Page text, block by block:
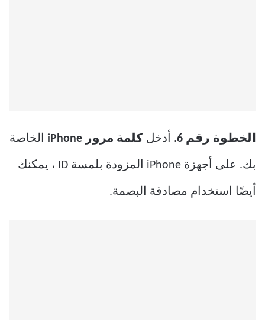
الخطوة رقم 6. أدخل كلمة مرور iPhone الخاصة
بك. على أجهزة iPhone المزودة بلمسة ID ، يمكنك
أيضًا استخدام مصادقة البصمة.